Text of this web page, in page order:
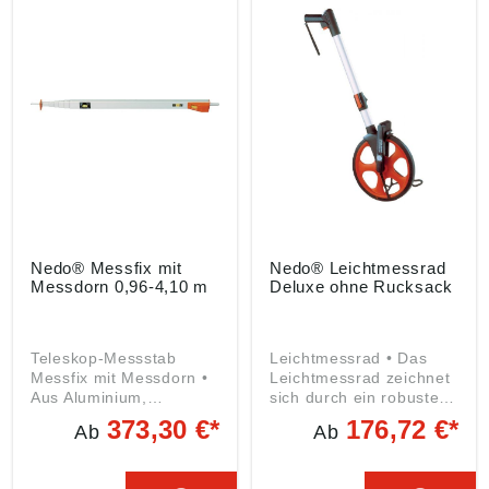
senkrechten Ausrichtung
72280 Dornstetten, DE,
info@nedo.com
72280 Dornstetten, DE,
info@nedo.com
Nedo® Messfix mit
Messdorn 0,96-4,10 m
Teleskop-Messstab
Messfix mit Messdorn •
Aus Aluminium,
besonders geeignet zum
Messen lichter Maße •
Auszugslänge ist analog
Ab 373,30 €*
Nedo® Leichtmessrad
Deluxe ohne Rucksack
Leichtmessrad • Das
Leichtmessrad zeichnet
sich durch ein robustes,
ergonomisches Design
aus • Genaue
durch das abriebfeste
Ab 176,72 €*